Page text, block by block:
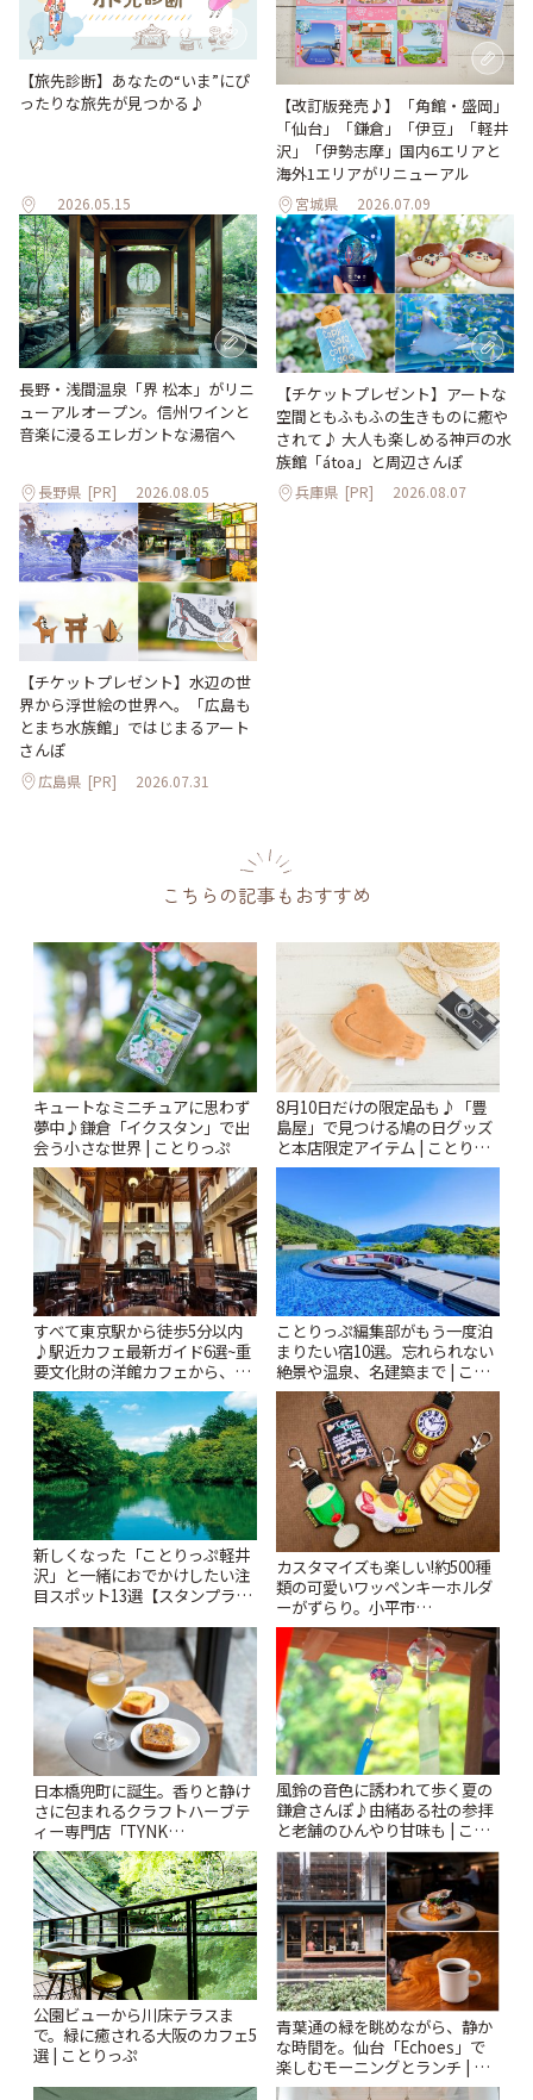
【旅先診断】あなたの“いま”にぴ
ったりな旅先が見つかる♪
2026.05.15
【改訂版発売♪】「角館・盛岡」
「仙台」「鎌倉」「伊豆」「軽井
沢」「伊勢志摩」国内6エリアと
海外1エリアがリニューアル
宮城県 2026.07.09
長野・浅間温泉「界 松本」がリニ
ューアルオープン。信州ワインと
音楽に浸るエレガントな湯宿へ
長野県 [PR] 2026.08.05
【チケットプレゼント】アートな
空間ともふもふの生きものに癒や
されて♪ 大人も楽しめる神戸の水
族館「átoa」と周辺さんぽ
兵庫県 [PR] 2026.08.07
【チケットプレゼント】水辺の世
界から浮世絵の世界へ。「広島も
とまち水族館」ではじまるアート
さんぽ
広島県 [PR] 2026.07.31
こちらの記事もおすすめ
キュートなミニチュアに思わず
夢中♪鎌倉「イクスタン」で出
会う小さな世界 | ことりっぷ
8月10日だけの限定品も♪「豊
島屋」で見つける鳩の日グッズ
と本店限定アイテム | ことりっ
ぷ
すべて東京駅から徒歩5分以内
♪駅近カフェ最新ガイド6選~重
要文化財の洋館カフェから、改
札すぐのレトロ喫茶まで~ | こと
りっぷ
ことりっぷ編集部がもう一度泊
まりたい宿10選。忘れられない
絶景や温泉、名建築まで | こと
りっぷ
新しくなった「ことりっぷ軽井
沢」と一緒におでかけしたい注
目スポット13選【スタンプラリ
カスタマイズも楽しい!約500種
類の可愛いワッペンキーホルダ
ーがずらり。小平市
「Kimamaya T&K」 | ことりっ
ぷ
日本橋兜町に誕生。香りと静け
さに包まれるクラフトハーブテ
ィー専門店「TYNK
Kabutocho」 | ことりっぷ
風鈴の音色に誘われて歩く夏の
鎌倉さんぽ♪由緒ある社の参拝
と老舗のひんやり甘味も | こと
りっぷ
公園ビューから川床テラスま
で。緑に癒される大阪のカフェ5
選 | ことりっぷ
青葉通の緑を眺めながら、静か
な時間を。仙台「Echoes」で
楽しむモーニングとランチ | こ
とりっぷ